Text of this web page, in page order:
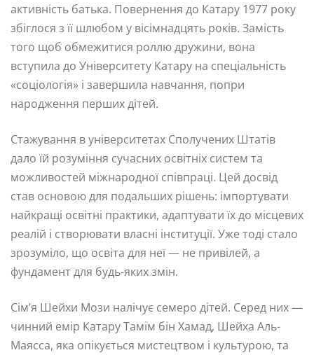
активність батька. Повернення до Катару 1977 року
збіглося з її шлюбом у вісімнадцять років. Замість
того щоб обмежитися роллю дружини, вона
вступила до Університету Катару на спеціальність
«соціологія» і завершила навчання, попри
народження перших дітей.
Стажування в університетах Сполучених Штатів
дало їй розуміння сучасних освітніх систем та
можливостей міжнародної співпраці. Цей досвід
став основою для подальших рішень: імпортувати
найкращі освітні практики, адаптувати їх до місцевих
реалій і створювати власні інституції. Уже тоді стало
зрозуміло, що освіта для неї — не привілей, а
фундамент для будь-яких змін.
Сім’я Шейхи Мози налічує семеро дітей. Серед них —
чинний емір Катару Тамім бін Хамад, Шейха Аль-
Маясса, яка опікується мистецтвом і культурою, та